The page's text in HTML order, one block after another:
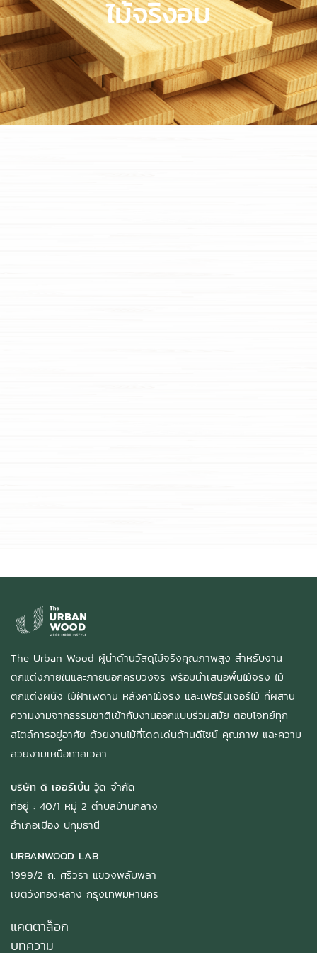
ไม้จริงอบ
ไม้จริงอบ
The Urban Wood ผู้นำด้านวัสดุไม้จริงคุณภาพสูง สำหรับงาน
ตกแต่งภายในและภายนอกครบวงจร พร้อมนำเสนอพื้นไม้จริง ไม้
ตกแต่งผนัง ไม้ฝ้าเพดาน หลังคาไม้จริง และเฟอร์นิเจอร์ไม้ ที่ผสาน
ความงามจากธรรมชาติเข้ากับงานออกแบบร่วมสมัย ตอบโจทย์ทุก
สไตล์การอยู่อาศัย ด้วยงานไม้ที่โดดเด่นด้านดีไซน์ คุณภาพ และความ
สวยงามเหนือกาลเวลา
บริษัท ดิ เออร์เบิ้น วู้ด จำกัด
ที่อยู่ : 40/1 หมู่ 2 ตำบลบ้านกลาง
อำเภอเมือง ปทุมธานี
URBANWOOD LAB
1999/2 ถ. ศรีวรา แขวงพลับพลา
เขตวังทองหลาง กรุงเทพมหานคร
แคตตาล็อก
บทความ